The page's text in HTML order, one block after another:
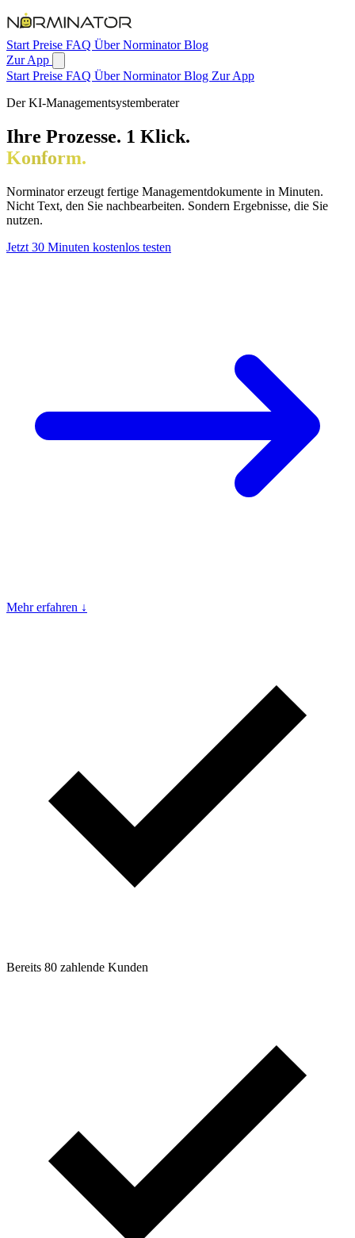
Zum Hauptinhalt springen
Start Preise FAQ Über NorminatorBlog
Zur App
Start Preise FAQ Über NorminatorBlog Zur App
Der KI-Managementsystemberater
Ihre Prozesse. 1 Klick.
Konform.
Norminator erzeugt fertige Managementdokumente in Minuten.
Nicht Text, den Sie nachbearbeiten. Sondern Ergebnisse, die Sie
nutzen.
Jetzt 30 Minuten kostenlos testen
Mehr erfahren ↓
Bereits 80 zahlende Kunden